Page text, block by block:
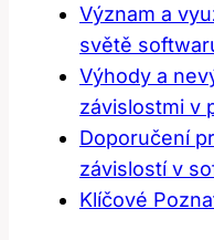
Význam a
světě
Výhody a
závislostmi v
Doporučení
závislostí v
Klíčové